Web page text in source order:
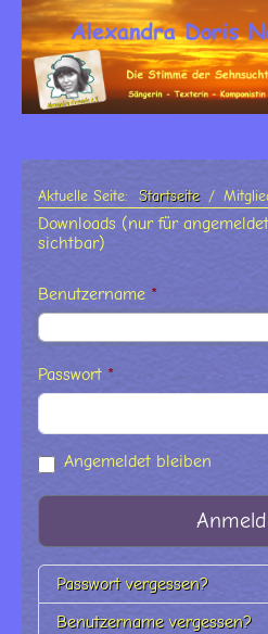
Aktuelle Seite: Startseite
Downloads (nur für
sichtbar)
Benutzername *
Passwort *
Angemeldet bleiben
Passwort vergessen?
Benutzername vergessen?